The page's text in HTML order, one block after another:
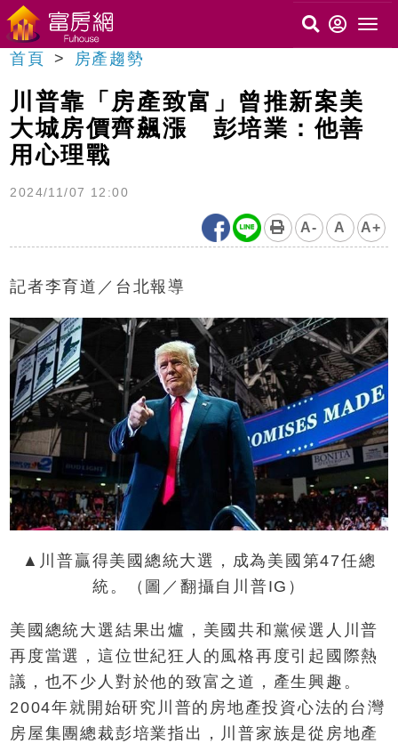
首頁 房產趨勢
川普靠「房產致富」曾推新案美
大城房價齊飆漲 彭培業：他善
用心理戰
2024/11/07 12:00
A- A A+
記者李育道／台北報導
▲川普贏得美國總統大選，成為美國第47任總
統。（圖／翻攝自川普IG）
美國總統大選結果出爐，美國共和黨候選人川普
再度當選，這位世紀狂人的風格再度引起國際熱
議，也不少人對於他的致富之道，產生興趣。
2004年就開始研究川普的房地產投資心法的台灣
房屋集團總裁彭培業指出，川普家族是從房地產